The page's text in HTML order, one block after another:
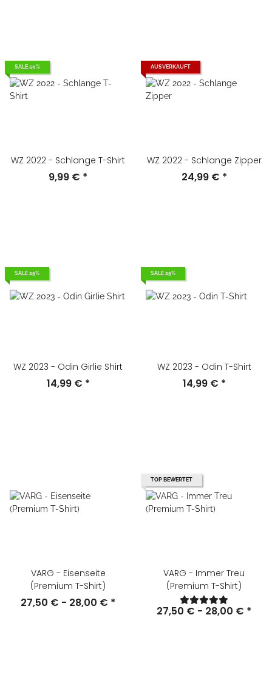
SALE 50%
WZ 2022 - Schlange T-Shirt
9,99 € *
AUSVERKAUFT
WZ 2022 - Schlange Zipper
24,99 € *
SALE 25%
WZ 2023 - Odin Girlie Shirt
14,99 € *
SALE 25%
WZ 2023 - Odin T-Shirt
14,99 € *
VARG - Eisenseite
(Premium T-Shirt)
27,50 € - 28,00 € *
TOP BEWERTET
VARG - Immer Treu
(Premium T-Shirt)
27,50 € - 28,00 € *